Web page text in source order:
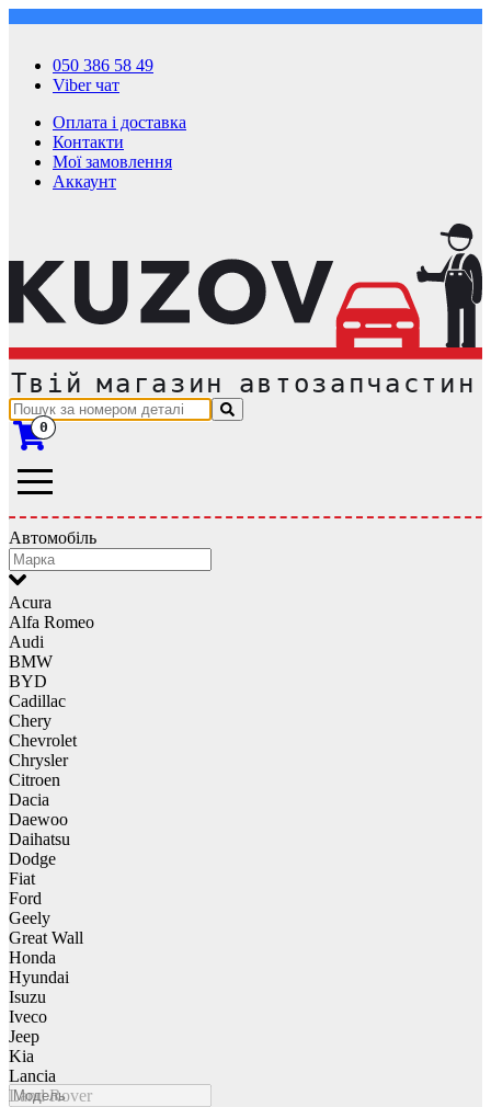
050 386 58 49
Viber чат
Оплата і доставка
Контакти
Мої замовлення
Аккаунт
0
Автомобіль
Acura
Alfa Romeo
Audi
BMW
BYD
Cadillac
Chery
Chevrolet
Chrysler
Citroen
Dacia
Daewoo
Daihatsu
Dodge
Fiat
Ford
Geely
Great Wall
Honda
Hyundai
Isuzu
Iveco
Jeep
Kia
Lancia
Land Rover